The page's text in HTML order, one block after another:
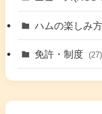
(6)
(5) (41)
(26)
(7)
(63)
ハムの楽しみ方
免許・制度 (27)